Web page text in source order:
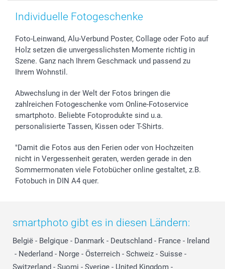
Individuelle Fotogeschenke
Foto-Leinwand, Alu-Verbund Poster, Collage oder Foto auf
Holz setzen die unvergesslichsten Momente richtig in
Szene. Ganz nach Ihrem Geschmack und passend zu
Ihrem Wohnstil.
Abwechslung in der Welt der Fotos bringen die
zahlreichen Fotogeschenke vom Online-Fotoservice
smartphoto. Beliebte Fotoprodukte sind u.a.
personalisierte Tassen, Kissen oder T-Shirts.
"Damit die Fotos aus den Ferien oder von Hochzeiten
nicht in Vergessenheit geraten, werden gerade in den
Sommermonaten viele Fotobücher online gestaltet, z.B.
Fotobuch in DIN A4 quer.
smartphoto gibt es in diesen Ländern:
België - Belgique - Danmark - Deutschland - France - Ireland
- Nederland - Norge - Österreich - Schweiz - Suisse -
Switzerland - Suomi - Sverige - United Kingdom -